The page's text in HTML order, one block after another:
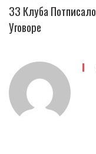
33 Клуба Потписало
Уговоре